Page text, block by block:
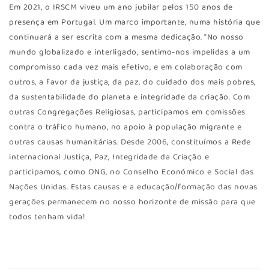
Em 2021, o IRSCM viveu um ano jubilar pelos 150 anos de
presença em Portugal. Um marco importante, numa história que
continuará a ser escrita com a mesma dedicação. “No nosso
mundo globalizado e interligado, sentimo-nos impelidas a um
compromisso cada vez mais efetivo, e em colaboração com
outros, a favor da justiça, da paz, do cuidado dos mais pobres,
da sustentabilidade do planeta e integridade da criação. Com
outras Congregações Religiosas, participamos em comissões
contra o tráfico humano, no apoio à população migrante e
outras causas humanitárias. Desde 2006, constituímos a Rede
internacional Justiça, Paz, Integridade da Criação e
participamos, como ONG, no Conselho Económico e Social das
Nações Unidas. Estas causas e a educação/formação das novas
gerações permanecem no nosso horizonte de missão para que
todos tenham vida!